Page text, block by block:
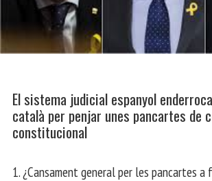
El sistema judicial espanyol
català per penjar unes pancartes de
constitucional
1. ¿Cansament general per les pancartes a